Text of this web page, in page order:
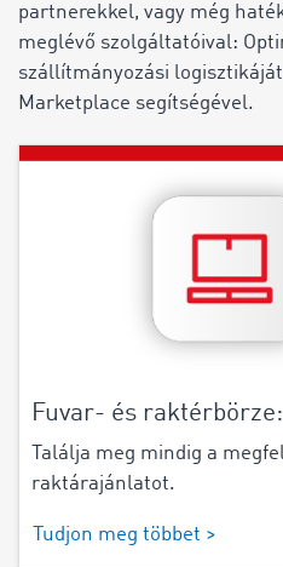
partnerekkel, vagy még
meglévő szolgáltatóival:
szállítmányozási
Marketplace segítségével.
Fuvar- és raktérbörze:
Találja meg mindig a
raktárajánlatot.
Tudjon meg többet >